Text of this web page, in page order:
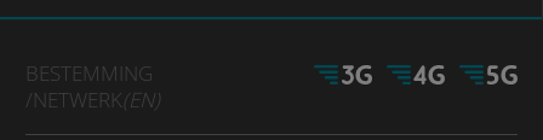
BESTEMMING
/NETWERK(EN)